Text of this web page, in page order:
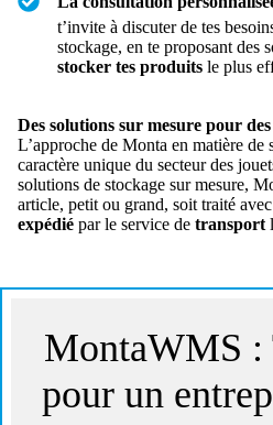
t’invite à discuter de tes
stockage, en te proposant des
stocker tes produits le plus
Des solutions sur mesure pour
L’approche de Monta en matière de
caractère unique du secteur des
solutions de stockage sur mesure,
article, petit ou grand, soit traité
expédié par le service de transport
MontaWMS :
pour un